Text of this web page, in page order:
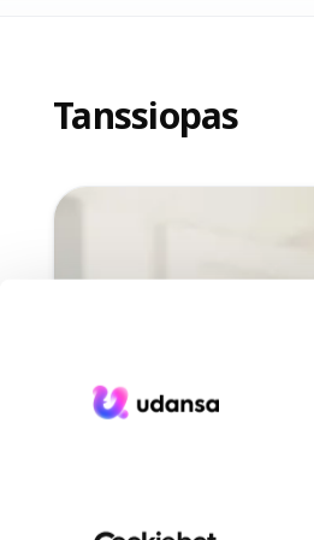
Tanssiopas